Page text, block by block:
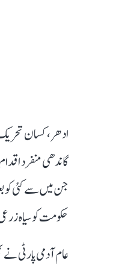
ادھر، کسان
گاندھی منفرد
جن میں سے کئی کو
حکومت کو سیاہ
عام آدمی پارٹی